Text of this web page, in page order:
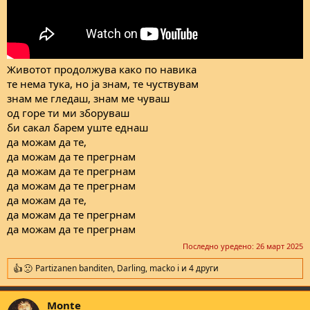
Животот продолжува како по навика
те нема тука, но ја знам, те чуствувам
знам ме гледаш, знам ме чуваш
од горе ти ми зборуваш
би сакал барем уште еднаш
да можам да те,
да можам да те прегрнам
да можам да те прегрнам
да можам да те прегрнам
да можам да те,
да можам да те прегрнам
да можам да те прегрнам
Последно уредено: 26 март 2025
R
e
a
c
Partizanen banditen, Darling, macko i и 4 други
Monte